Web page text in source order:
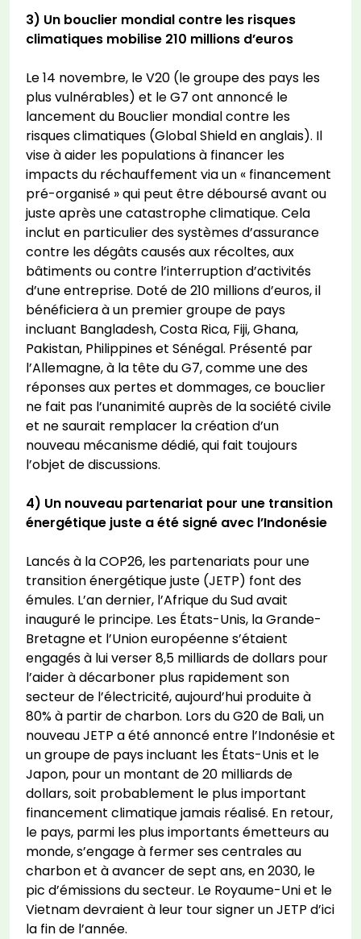
3) Un bouclier mondial contre les risques
climatiques mobilise 210 millions d’euros
Le 14 novembre, le V20 (le groupe des pays les
plus vulnérables) et le G7 ont annoncé le
lancement du Bouclier mondial contre les
risques climatiques (Global Shield en anglais). Il
vise à aider les populations à financer les
impacts du réchauffement via un « financement
pré-organisé » qui peut être déboursé avant ou
juste après une catastrophe climatique. Cela
inclut en particulier des systèmes d’assurance
contre les dégâts causés aux récoltes, aux
bâtiments ou contre l’interruption d’activités
d’une entreprise. Doté de 210 millions d’euros, il
bénéficiera à un premier groupe de pays
incluant Bangladesh, Costa Rica, Fiji, Ghana,
Pakistan, Philippines et Sénégal. Présenté par
l’Allemagne, à la tête du G7, comme une des
réponses aux pertes et dommages, ce bouclier
ne fait pas l’unanimité auprès de la société civile
et ne saurait remplacer la création d’un
nouveau mécanisme dédié, qui fait toujours
l’objet de discussions.
4) Un nouveau partenariat pour une transition
énergétique juste a été signé avec l’Indonésie
Lancés à la COP26, les partenariats pour une
transition énergétique juste (JETP) font des
émules. L’an dernier, l’Afrique du Sud avait
inauguré le principe. Les États-Unis, la Grande-
Bretagne et l’Union européenne s’étaient
engagés à lui verser 8,5 milliards de dollars pour
l’aider à décarboner plus rapidement son
secteur de l’électricité, aujourd’hui produite à
80% à partir de charbon. Lors du G20 de Bali, un
nouveau JETP a été annoncé entre l’Indonésie et
un groupe de pays incluant les États-Unis et le
Japon, pour un montant de 20 milliards de
dollars, soit probablement le plus important
financement climatique jamais réalisé. En retour,
le pays, parmi les plus importants émetteurs au
monde, s’engage à fermer ses centrales au
charbon et à avancer de sept ans, en 2030, le
pic d’émissions du secteur. Le Royaume-Uni et le
Vietnam devraient à leur tour signer un JETP d’ici
la fin de l’année.